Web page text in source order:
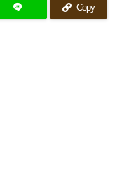
Copy